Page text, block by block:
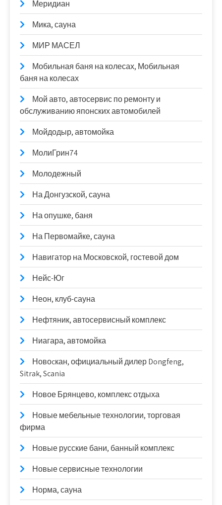
Меридиан
Мика, сауна
МИР МАСЕЛ
Мобильная баня на колесах, Мобильная
баня на колесах
Мой авто, автосервис по ремонту и
обслуживанию японских автомобилей
Мойдодыр, автомойка
МолиГрин74
Молодежный
На Донгузской, сауна
На опушке, баня
На Первомайке, сауна
Навигатор на Московской, гостевой дом
Нейс-Юг
Неон, клуб-сауна
Нефтяник, автосервисный комплекс
Ниагара, автомойка
Новоcкан, официальный дилер Dongfeng,
Sitrak, Scania
Новое Брянцево, комплекс отдыха
Новые мебельные технологии, торговая
фирма
Новые русские бани, банный комплекс
Новые сервисные технологии
Норма, сауна